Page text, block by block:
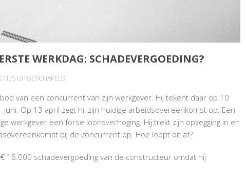
WERKDAG: SCHADEVERGOEDING?
UITGESCHAKELD
ZEGT
OP
VOOR
EERSTE
SCHADEVERGOEDING?
van een concurrent van zijn werkgever. Hij tekent daar op 10
Op 13 april zegt hij zijn huidige arbeidsovereenkomst op. Een
werkgever een forse loonsverhoging. Hij trekt zijn opzegging in en
bij de concurrent op. Hoe loopt dit af?
16.000 schadevergoeding van de constructeur omdat hij